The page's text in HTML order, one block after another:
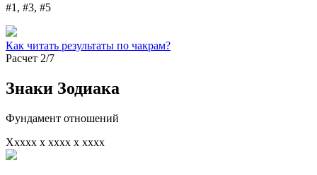
#1, #3, #5
Как читать результаты по чакрам?
Расчет 2/7
Знаки Зодиака
Фундамент отношений
Xxxxx x xxxx x xxxx